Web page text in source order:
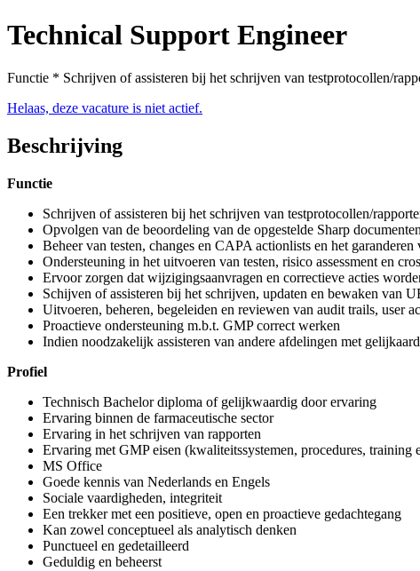
Technical Support Engineer
Functie * Schrijven of assisteren bij het schrijven van testprotocollen/
Helaas, deze vacature is niet actief.
Beschrijving
Functie
Schrijven of assisteren bij het schrijven van testprotocollen/
Opvolgen van de beoordeling van de opgestelde Sharp
Beheer van testen, changes en CAPA actionlists en het
Ondersteuning in het uitvoeren van testen, risico assessment en
Ervoor zorgen dat wijzigingsaanvragen en correctieve acties
Schijven of assisteren bij het schrijven, updaten en bewaken
Uitvoeren, beheren, begeleiden en reviewen van audit trails, user
Proactieve ondersteuning m.b.t. GMP correct werken
Indien noodzakelijk assisteren van andere afdelingen met
Profiel
Technisch Bachelor diploma of gelijkwaardig door ervaring
Ervaring binnen de farmaceutische sector
Ervaring in het schrijven van rapporten
Ervaring met GMP eisen (kwaliteitssystemen, procedures, training
MS Office
Goede kennis van Nederlands en Engels
Sociale vaardigheden, integriteit
Een trekker met een positieve, open en proactieve gedachtegang
Kan zowel conceptueel als analytisch denken
Punctueel en gedetailleerd
Geduldig en beheerst